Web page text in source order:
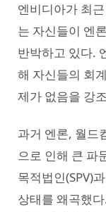
엔비디아가 최
는 자신들이 엔
반박하고 있다.
해 자신들의 회
제가 없음을 강
과거 엔론, 월드
으로 인해 큰 파
목적법인(SPV)
상태를 왜곡했